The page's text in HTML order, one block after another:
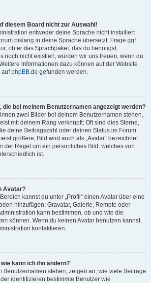
diesem Board nicht zur Auswahl!
entweder deine Sprache nicht installiert
bislang in deine Sprache übersetzt. Frage ggf.
ob er das Sprachpaket, das du benötigst,
noch nicht existiert, würden wir uns freuen, wenn du
Informationen dazu können auf der Website
aufphpBB.de gefunden werden.
die bei meinem Benutzernamen angezeigt werden?
zwei Bilder bei deinem Benutzernamen stehen.
mit deinem Rang verknüpft: Oft sind dies Sterne,
deine Beitragszahl oder deinen Status im Forum
größere, Bild wird auch als „Avatar“ bezeichnet.
der Regel um ein persönliches Bild, welches von
ist.
Avatar?
kannst du unter „Profil“ einen Avatar über eine
hinzufügen: Gravatar, Galerie, Remote oder
kann bestimmen, ob und wie die
können. Wenn du keinen Avatar benutzen kannst,
kontaktieren.
kann ich ihn ändern?
Benutzernamen stehen, zeigen an, wie viele Beiträge
identifizieren bestimmte Benutzer wie